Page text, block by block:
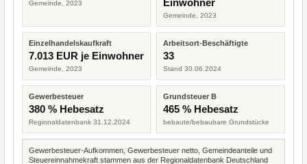
Gemeinde, 2023
Einwohner
Gemeinde, 2023
Einzelhandelskaufkraft
7.013 EUR je Einwohner
Gemeinde, 2023
Arbeitsort-Beschäftigte
33
Stand 30.06.2024
Gewerbesteuer
380 % Hebesatz
Regionaldatenbank 31.12.2024
Grundsteuer B
465 % Hebesatz
bebaute/bebaubare Grundstücke
Gewerbesteuer-Aufkommen, Gewerbesteuer netto, Gemeindeanteile und
Steuereinnahmekraft stammen aus der Regionaldatenbank Deutschland